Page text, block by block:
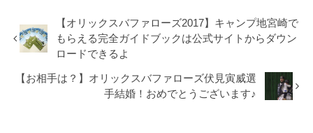
【オリックスバファローズ2017】キャンプ地宮崎で
もらえる完全ガイドブックは公式サイトからダウン
ロードできるよ
【お相手は？】オリックスバファローズ伏見寅威選
手結婚！おめでとうございます♪